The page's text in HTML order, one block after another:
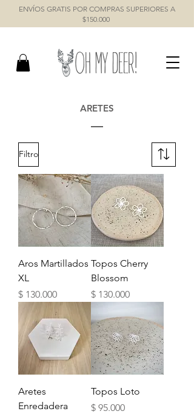
ENVÍOS GRATIS POR COMPRAS SUPERIORES A
$150.000
ARETES
Filtro
Aros Martillados
XL
Precio
$ 130.000
Topos Cherry
Blossom
Precio
$ 130.000
Aretes
Enredadera
Topos Loto
Precio
$ 95.000